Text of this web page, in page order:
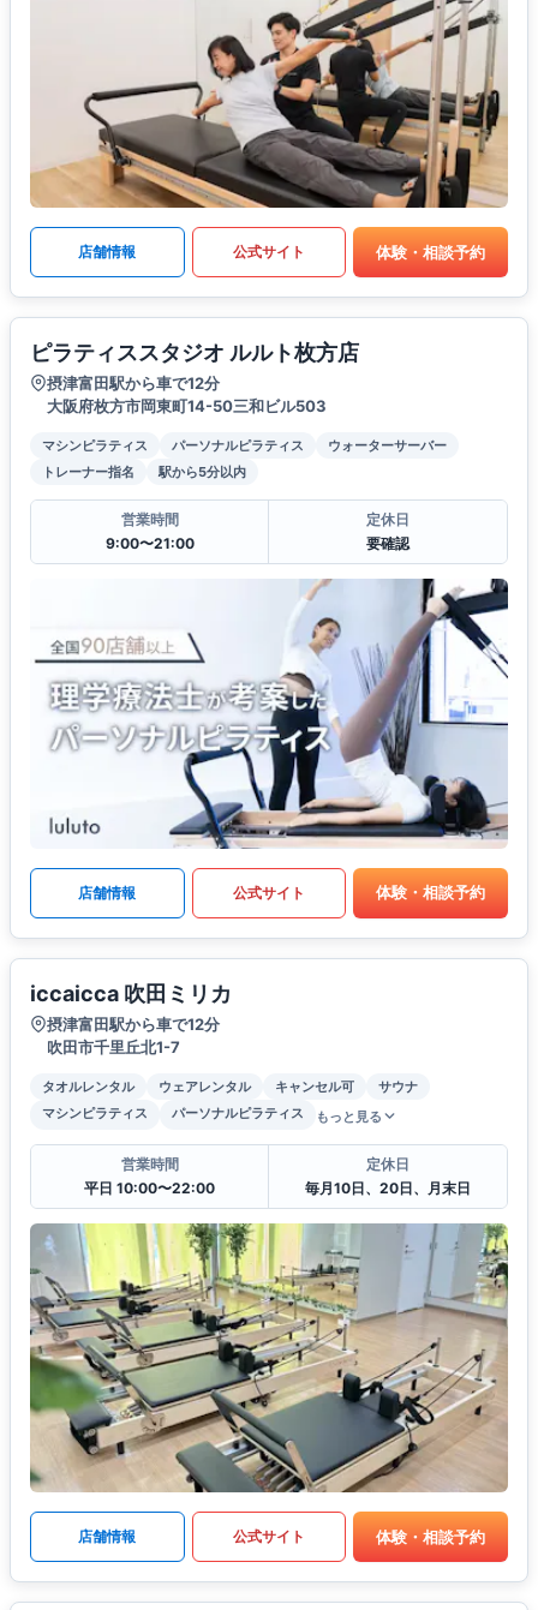
店舗情報 公式サイト 体験・相談予約
ピラティススタジオ ルルト枚方店
摂津富田駅から車で12分
大阪府枚方市岡東町14-50三和ビル503
マシンピラティス パーソナルピラティス
ウォーターサーバー
トレーナー指名
駅から5分以内
営業時間
9:00〜21:00
定休日
要確認
店舗情報 公式サイト 体験・相談予約
iccaicca 吹田ミリカ
摂津富田駅から車で12分
吹田市千里丘北1-7
タオルレンタル ウェアレンタル キャンセル可
サウナ
マシンピラティス
パーソナルピラティス もっと見る
営業時間
平日 10:00〜22:00
定休日
毎月10日、20日、月末日
店舗情報 公式サイト 体験・相談予約